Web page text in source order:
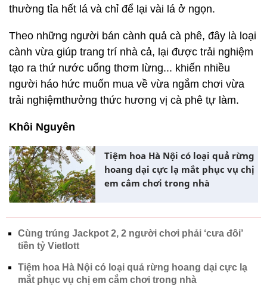
thường tỉa hết lá và chỉ để lại vài lá ở ngọn.
Theo những người bán cành quả cà phê, đây là loại
cành vừa giúp trang trí nhà cả, lại được trải nghiệm
tạo ra thứ nước uống thơm lừng... khiến nhiều
người háo hức muốn mua về vừa ngắm chơi vừa
trải nghiệmthưởng thức hương vị cà phê tự làm.
Khôi Nguyên
Tiệm hoa Hà Nội có loại quả rừng
hoang dại cực lạ mắt phục vụ chị
em cắm chơi trong nhà
Cùng trúng Jackpot 2, 2 người chơi phải ‘cưa đôi’
tiền tỷ Vietlott
Tiệm hoa Hà Nội có loại quả rừng hoang dại cực lạ
mắt phục vụ chị em cắm chơi trong nhà